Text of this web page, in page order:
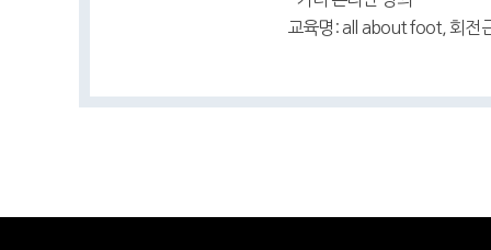
교육명: all about foot, 회전